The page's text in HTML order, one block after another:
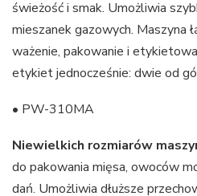
świeżość i smak. Umożliwia
mieszanek gazowych. Maszyna
ważenie, pakowanie i
etykiet jednocześnie: dwie od
• PW-310MA
Niewielkich rozmiarów
do pakowania mięsa, owoców
dań. Umożliwia dłuższe